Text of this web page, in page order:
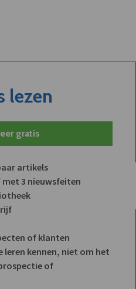
lezen
gratis
artikels
met 3 nieuwsfeiten
of klanten
leren kennen, niet om het
of